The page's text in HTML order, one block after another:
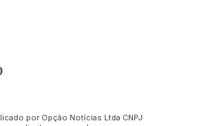
por Opção Notícias Ltda CNPJ